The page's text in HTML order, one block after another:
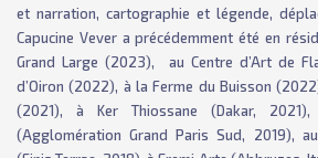
et narration, cartographie et légende,
Capucine Vever a précédemment été en
Grand Large (2023), au Centre d’Art de
d’Oiron (2022), à la Ferme du Buisson
(2021), à Ker Thiossane (Dakar, 2021),
(Agglomération Grand Paris Sud, 2019),